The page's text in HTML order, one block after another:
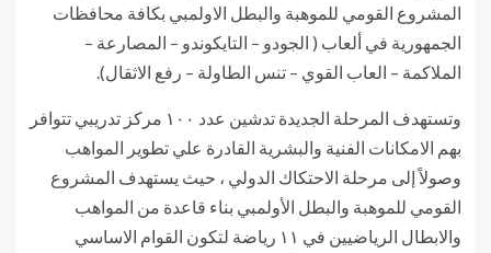
المشروع القومي للموهبة والبطل الاولمبي بكافة محافظات
الجمهورية في ألعاب ( الجودو – التايكوندو – المصارعة –
الملاكمة – العاب القوي – تنس الطاولة – رفع الاثقال).
وتستهدف المرحلة الجديدة تدشين عدد ١٠٠ مركز تدريبي تتوافر
بهم الامكانات الفنية والبشرية القادرة علي تطوير المواهب
وصولاً إلى مرحلة الاحتكاك الدولي ، حيث يستهدف المشروع
القومي للموهبة والبطل الأولمبي بناء قاعدة من المواهب
والابطال الرياضيين في ١١ رياضة لتكون القوام الاساسي